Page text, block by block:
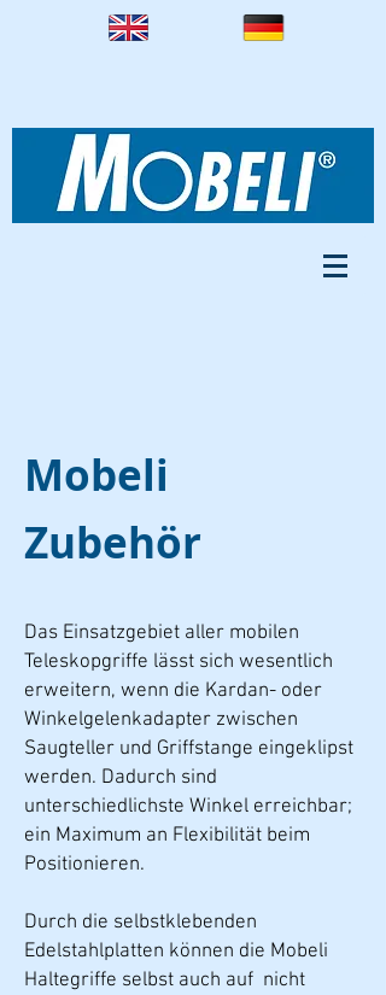
Mobeli
Zubehör
Das Einsatzgebiet aller mobilen
Teleskopgriffe lässt sich wesentlich
erweitern, wenn die Kardan- oder
Winkelgelenkadapter zwischen
Saugteller und Griffstange eingeklipst
werden. Dadurch sind
unterschiedlichste Winkel erreichbar;
ein Maximum an Flexibilität beim
Positionieren.
Durch die selbstklebenden
Edelstahlplatten können die Mobeli
Haltegriffe selbst auch auf nicht